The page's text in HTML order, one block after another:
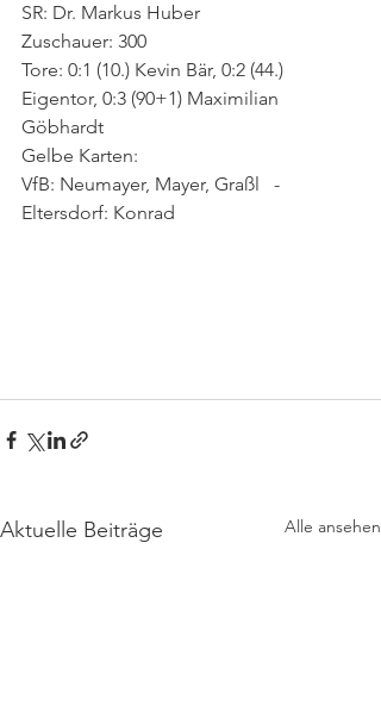
SR: Dr. Markus Huber
Zuschauer: 300
Tore: 0:1 (10.) Kevin Bär, 0:2 (44.)
Eigentor, 0:3 (90+1) Maximilian
Göbhardt
Gelbe Karten:
VfB: Neumayer, Mayer, Graßl   -
Eltersdorf: Konrad
Aktuelle Beiträge Alle ansehen